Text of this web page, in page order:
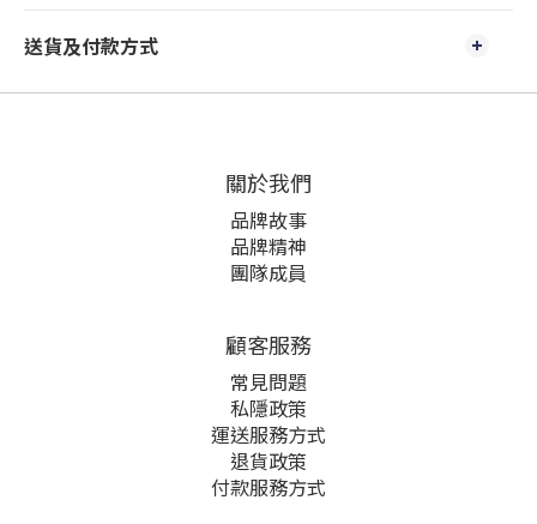
送貨及付款方式
關於我們
品牌故事
品牌精神
團隊成員
顧客服務
常見問題
私隱政策
運送服務方式
退貨政策
付款服務方式